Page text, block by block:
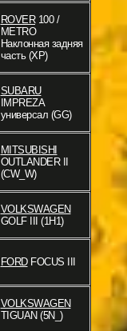
ROVER100 /
METRO
Наклонная задняя
часть (XP)
SUBARU
IMPREZA
универсал (GG)
MITSUBISHI
OUTLANDER II
(CW_W)
VOLKSWAGEN
GOLF III (1H1)
FORDFOCUS III
VOLKSWAGEN
TIGUAN (5N_)